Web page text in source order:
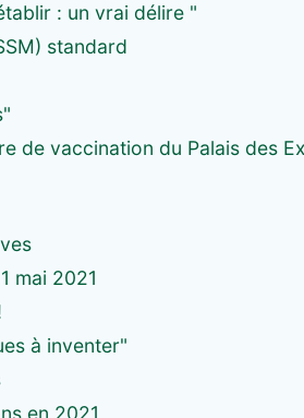
: un vrai délire "
standard
de vaccination du Palais des
mai 2021
à inventer"
en 2021